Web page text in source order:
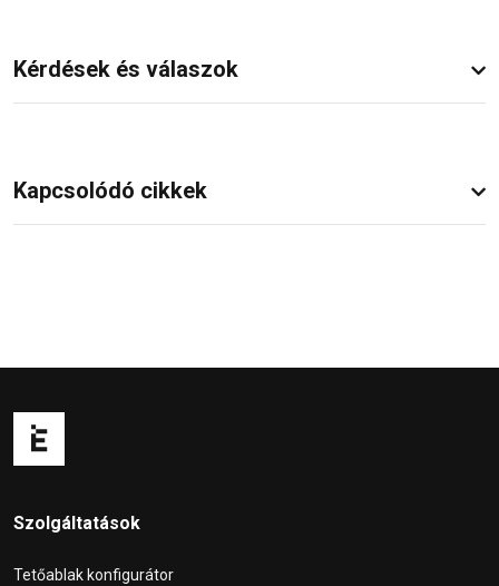
Kérdések és válaszok
Kapcsolódó cikkek
Szolgáltatások
Tetőablak konfigurátor